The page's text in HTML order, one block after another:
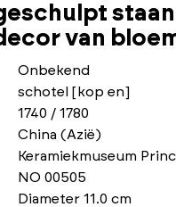
van
Onbekend
schotel [kop en]
1740 / 1780
China (Azië)
Keramiekmuseum
NO 00505
Diameter 11.0 cm